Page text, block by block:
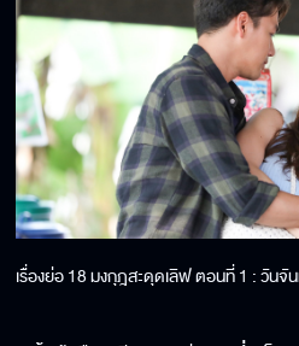
เรื่องย่อ 18 มงกุฎสะดุดเลิฟ ตอนที่ 1 : วัน